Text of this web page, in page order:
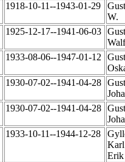
1918-10-11--1943-01-29
W.
1925-12-17--1941-06-03
1933-08-06--1947-01-12
1930-07-02--1941-04-28
1930-07-02--1941-04-28
1933-10-11--1944-12-28